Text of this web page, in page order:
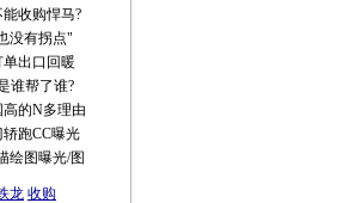
收购悍马?
没有拐点"
出口回暖
谁帮了谁?
的N多理由
跑CC曝光
绘图曝光/图
龙 收购